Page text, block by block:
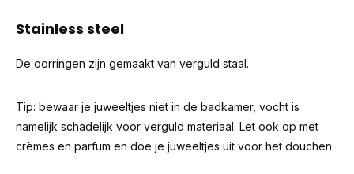
Stainless steel
De oorringen zijn gemaakt van verguld staal.
Tip: bewaar je juweeltjes niet in de badkamer, vocht is
namelijk schadelijk voor verguld materiaal. Let ook op met
crèmes en parfum en doe je juweeltjes uit voor het douchen.